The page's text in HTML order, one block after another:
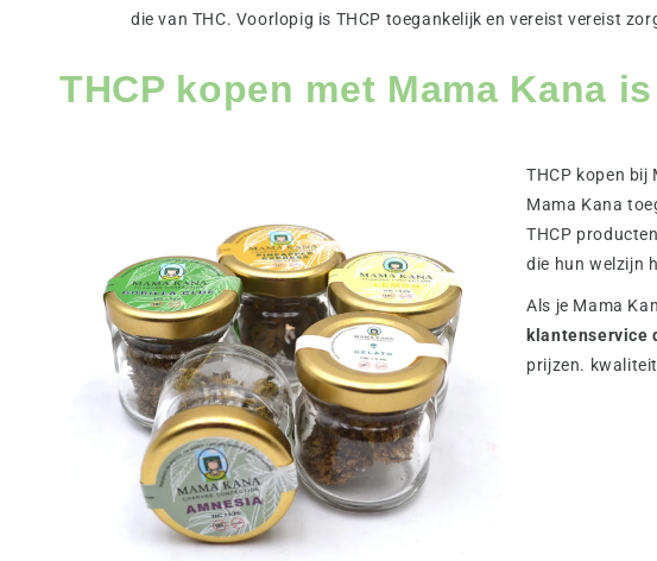
die van THC. Voorlopig is THCP toegankelijk en vereist vereist
THCP kopen met Mama Kana
THCP kopen bij
Mama Kana
THCP
die hun welzijn
Als je Mama
klantenservice
prijzen.